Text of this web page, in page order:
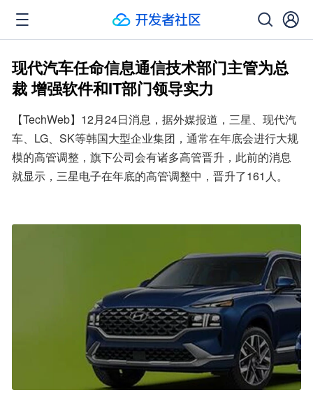
现代汽车任命信息通信技术部门主管为总
裁 增强软件和IT部门领导实力
【TechWeb】12月24日消息，据外媒报道，三星、现代汽
车、LG、SK等韩国大型企业集团，通常在年底会进行大规
模的高管调整，旗下公司会有诸多高管晋升，此前的消息
就显示，三星电子在年底的高管调整中，晋升了161人。